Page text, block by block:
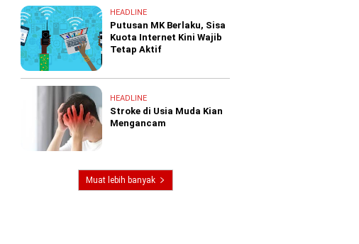
HEADLINE
Putusan MK Berlaku, Sisa
Kuota Internet Kini Wajib
Tetap Aktif
HEADLINE
Stroke di Usia Muda Kian
Mengancam
Muat lebih banyak